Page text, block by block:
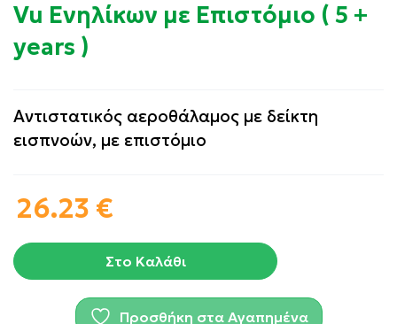
Vu Ενηλίκων με Επιστόμιο ( 5 +
years )
Αντιστατικός αεροθάλαμος με δείκτη
εισπνοών, με επιστόμιο
26.23 €
Στο Καλάθι
Προσθήκη στα Αγαπημένα